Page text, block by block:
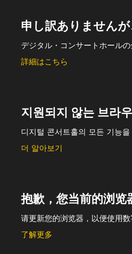
申し訳ありません
デジタル・コンサートホール
詳細はこちら
지원되지 않는 브라
디지털 콘서트홀의 모든 기능
더 알아보기
抱歉，您当前的浏览
请更新您的浏览器，以便使用数
了解更多